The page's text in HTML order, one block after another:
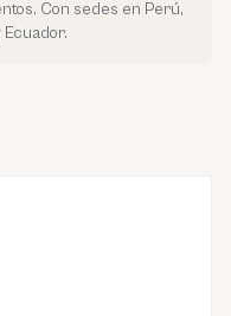
Con sedes en Perú,
Ecuador.